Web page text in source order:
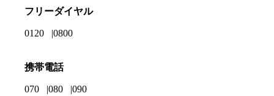
フリーダイヤル
0120 0800
携帯電話
070 080 090